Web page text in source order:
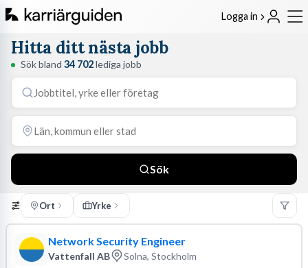
Logga in
Hitta ditt nästa jobb
Sök bland 34 702lediga jobb
Sök
Ort Yrke
Network Security Engineer
Vattenfall AB Solna, Stockholm